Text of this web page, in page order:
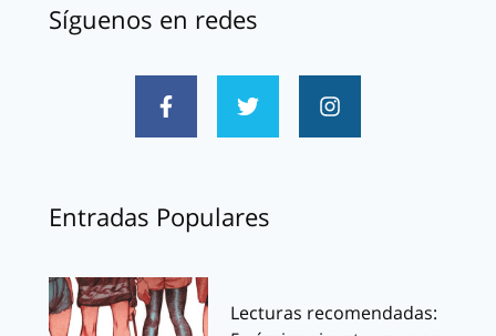
Síguenos en redes
Entradas Populares
Lecturas recomendadas: